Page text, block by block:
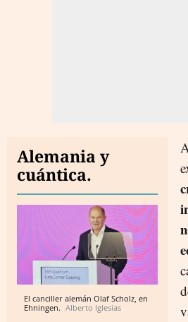
Alemania y
cuántica.
El canciller alemán Olaf Scholz, en
Ehningen. Alberto Iglesias